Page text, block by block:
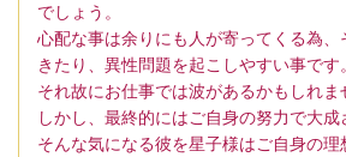
でしょう。
心配な事は余りにも人が寄ってくる為、
きたり、異性問題を起こしやすい事です。
それ故にお仕事では波があるかもしれま
しかし、最終的にはご自身の努力で大成
そんな気になる彼を星子様はご自身の理